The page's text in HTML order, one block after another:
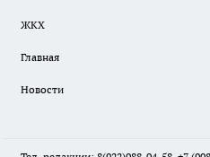
ЖКХ
Главная
Новости